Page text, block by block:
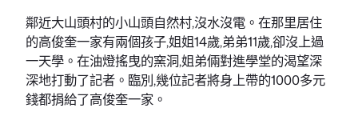
鄰近大山頭村的小山頭自然村,沒水沒電。在那里居住
的高俊奎一家有兩個孩子,姐姐14歲,弟弟11歲,卻沒上過
一天學。在油燈搖曳的窯洞,姐弟倆對進學堂的渴望深
深地打動了記者。臨別,幾位記者將身上帶的1000多元
錢都捐給了高俊奎一家。